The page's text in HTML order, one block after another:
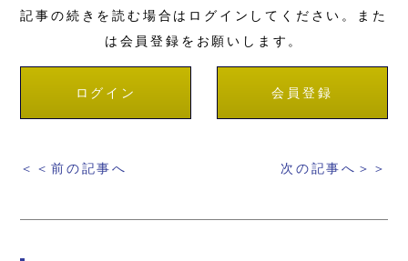
記事の続きを読む場合はログインしてください。また
は会員登録をお願いします。
ログイン 会員登録
＜＜前の記事へ 次の記事へ＞＞